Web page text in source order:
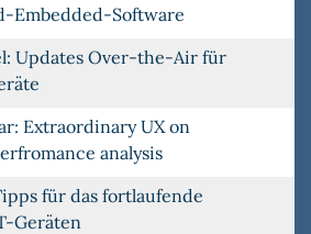
Embedded-Software
Updates Over-the-Air für
Extraordinary UX on
analysis
für das fortlaufende
Geräten